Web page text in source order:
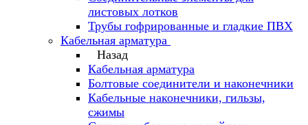
листовых лотков
Трубы гофрированные и гладкие ПВХ
Кабельная арматура
Назад
Кабельная арматура
Болтовые соединители и наконечники
Кабельные наконечники, гильзы,
сжимы